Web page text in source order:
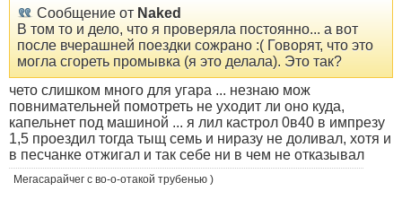
Сообщение от Naked
В том то и дело, что я проверяла постоянно... а вот
после вчерашней поездки сожрано :( Говорят, что это
могла сгореть промывка (я это делала). Это так?
чето слишком много для угара ... незнаю мож
повнимательней помотреть не уходит ли оно куда,
капельнет под машиной ... я лил кастрол 0в40 в импрезу
1,5 проездил тогда тыщ семь и ниразу не доливал, хотя и
в песчанке отжигал и так себе ни в чем не отказывал
Мегасарайчег с во-о-отакой трубенью )